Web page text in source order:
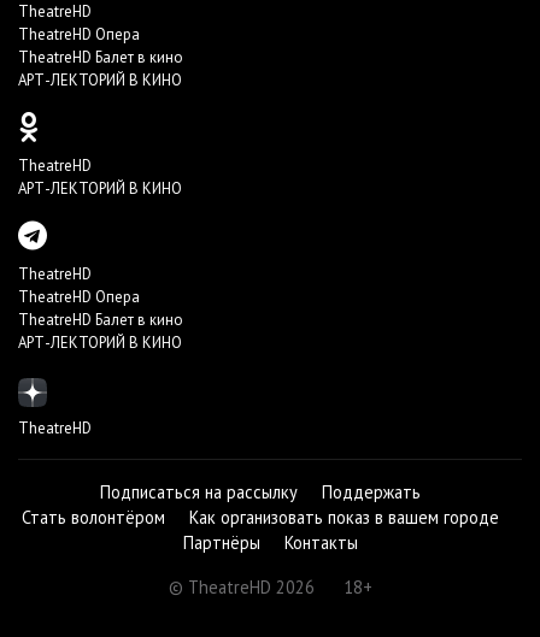
TheatreHD
TheatreHD Опера
TheatreHD Балет в кино
АРТ-ЛЕКТОРИЙ В КИНО
TheatreHD
АРТ-ЛЕКТОРИЙ В КИНО
TheatreHD
TheatreHD Опера
TheatreHD Балет в кино
АРТ-ЛЕКТОРИЙ В КИНО
TheatreHD
Подписаться на рассылку
Поддержать
Стать волонтёром
Как организовать показ в вашем городе
Партнёры
Контакты
© TheatreHD 2026
18+